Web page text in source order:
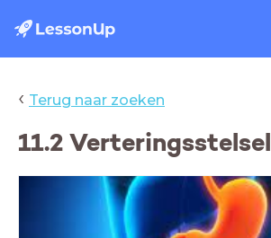
‹ Terug naar zoeken
11.2 Verteringsstelsel